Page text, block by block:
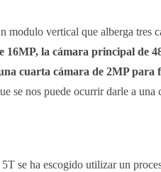
modulo vertical que alberga tres
16MP, la cámara principal de
cuarta cámara de 2MP para
se nos puede ocurrir darle a una
se ha escogido utilizar un